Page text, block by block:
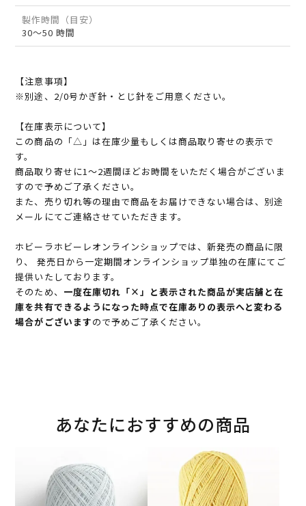
製作時間（目安）
30～50 時間
【注意事項】
※別途、2/0号かぎ針・とじ針をご用意ください。
【在庫表示について】
この商品の「△」は在庫少量もしくは商品取り寄せの表示で
す。
商品取り寄せに1～2週間ほどお時間をいただく場合がございま
すので予めご了承ください。
また、売り切れ等の理由で商品をお届けできない場合は、別途
メールにてご連絡させていただきます。
ホビーラホビーレオンラインショップでは、新発売の商品に限
り、 発売日から一定期間オンラインショップ単独の在庫にてご
提供いたしております。
そのため、 一度在庫切れ「×」と表示された商品が実店舗と在
庫を共有できるようになった時点で在庫ありの表示へと変わる
場合がございますので予めご了承ください。
あなたにおすすめの商品